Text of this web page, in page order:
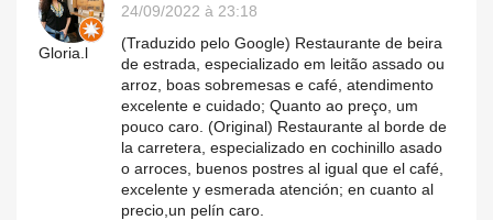
Gloria.l
24/09/2022 à 23:18
(Traduzido pelo Google) Restaurante de beira
de estrada, especializado em leitão assado ou
arroz, boas sobremesas e café, atendimento
excelente e cuidado; Quanto ao preço, um
pouco caro. (Original) Restaurante al borde de
la carretera, especializado en cochinillo asado
o arroces, buenos postres al igual que el café,
excelente y esmerada atención; en cuanto al
precio,un pelín caro.